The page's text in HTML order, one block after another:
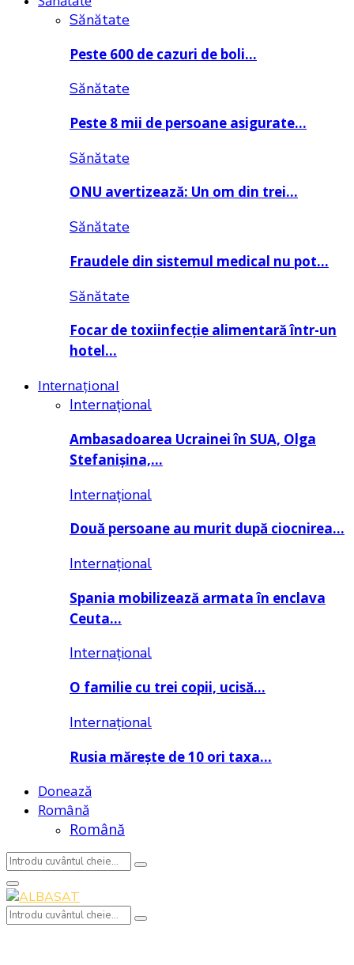
Sănătate
Peste 600 de cazuri de boli…
Sănătate
Peste 8 mii de persoane asigurate…
Sănătate
ONU avertizează: Un om din trei…
Sănătate
Fraudele din sistemul medical nu pot…
Sănătate
Focar de toxiinfecție alimentară într-un
hotel…
Internațional
Internațional
Ambasadoarea Ucrainei în SUA, Olga
Stefanișina,…
Internațional
Două persoane au murit după ciocnirea…
Internațional
Spania mobilizează armata în enclava
Ceuta…
Internațional
O familie cu trei copii, ucisă…
Internațional
Rusia mărește de 10 ori taxa…
Donează
Română
Română
Search
for:
Search
Primary
Menu
Search
Search